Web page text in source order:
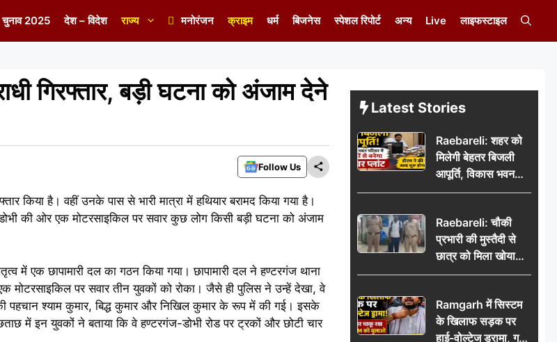
चुनाव 2025 देश – विदेश राज्य मनोरंजन क्राइम धर्म बिजनेस स्पेशल रिपोर्ट अन्य Live लाइफस्टाइल
गिरफ्तार, बड़ी घटना को अंजाम देने
Follow Us
किया है। वहीं उनके पास से भारी मात्रा में हथियार बरामद किया गया है।
की ओर एक मोटरसाइकिल पर सवार कुछ लोग किसी बड़ी घटना को अंजाम
एक छापामारी दल का गठन किया गया। छापामारी दल ने हण्टरगंज थाना
मोटरसाइकिल पर सवार तीन युवकों को रोका। जैसे ही पुलिस ने उन्हें देखा, वे
श्याम कुमार, बिद्ध कुमार और निखिल कुमार के रूप में की गई। इसके
में इन युवकों ने बताया कि वे हण्टरगंज-डोभी रोड पर ट्रकों और छोटी चार
Latest Stories
Raebareli: शहर को
मिलेगी बेहतर बिजली
आपूर्ति, विकास भवन
परिसर में करोड़ों से
Raebareli: चौकी
प्रभारी की मुस्तैदी से
छात्र को मिला खोया
बैग, जरूरी दस्तावेज
पुलिस टीम का जताया
आभार
Ramgarh में सिस्टम
के खिलाफ सड़क पर
हाई-वोल्टेज ड्रामा, गर्दन